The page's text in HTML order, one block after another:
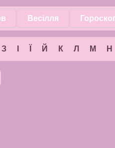
Весілля
З Й К Л М Н